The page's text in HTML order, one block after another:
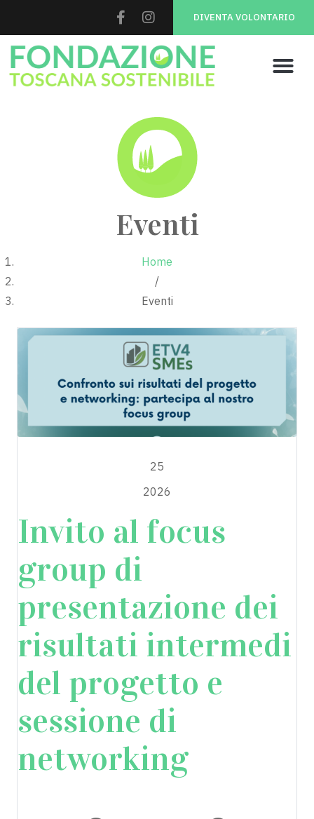
DIVENTA VOLONTARIO
Eventi
Home
/
Eventi
25
2026
Invito al focus
group di
presentazione dei
risultati intermedi
del progetto e
sessione di
networking